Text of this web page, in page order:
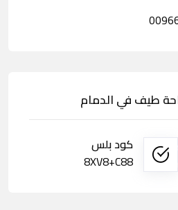
طيف في الدمام
كود بلس
8XV8+C88